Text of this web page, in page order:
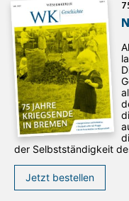
der Selbstständigkeit
Jetzt bestellen